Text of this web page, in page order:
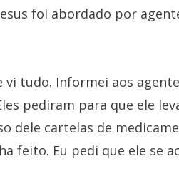
foi abordado por
vi tudo. Informei aos
pediram para que ele
dele cartelas de
feito. Eu pedi que ele se